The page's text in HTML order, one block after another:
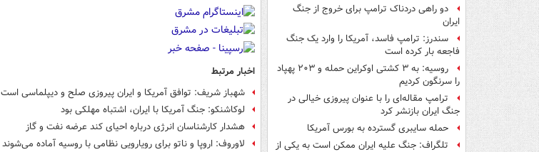
دو راهی دردناک ترامپ برای خروج از جنگ
ایران
سندرز: ترامپ فاسد، آمریکا را وارد یک جنگ
فاجعه بار کرده است
روسیه: به ۳ کشتی اوکراین حمله و ۲۰۳ پهپاد
را سرنگون کردیم
ترامپ مقاله‌ای را با عنوان پیروزی خیالی در
جنگ ایران بازنشر کرد
حمله سایبری گسترده به بورس آمریکا
تلگراف: جنگ علیه ایران ممکن است به یکی از
اخبار مرتبط
شهباز شریف: توافق آمریکا و ایران پیروزی صلح و دیپلماسی است
لوکاشنکو: جنگ آمریکا با ایران، اشتباه مهلکی بود
هشدار کارشناسان انرژی درباره احیای کند عرضه نفت و گاز
لاوروف: اروپا و ناتو برای رویارویی نظامی با روسیه آماده می‌شوند